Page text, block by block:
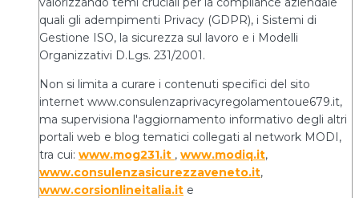
quali gli adempimenti Privacy (GDPR), i Sistemi di
Gestione ISO, la sicurezza sul lavoro e i Modelli
Organizzativi D.Lgs. 231/2001.
Non si limita a curare i contenuti specifici del sito
internet www.consulenzaprivacyregolamentoue679.it,
ma supervisiona l'aggiornamento informativo degli altri
portali web e blog tematici collegati al network MODI,
tra cui: www.mog231.it , www.modiq.it,
www.consulenzasicurezzaveneto.it,
www.corsionlineitalia.it e